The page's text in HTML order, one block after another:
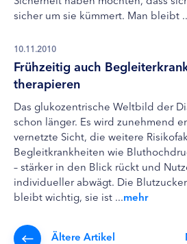
sicher um sie kümmert. Man bleibt
10.11.2010
Frühzeitig auch
therapieren
Das glukozentrische Weltbild der
schon länger. Es wird zunehmend
vernetzte Sicht, die weitere
Begleitkrankheiten wie
– stärker in den Blick rückt und
individueller abwägt. Die
bleibt wichtig, sie ist ...mehr
Ältere Artikel